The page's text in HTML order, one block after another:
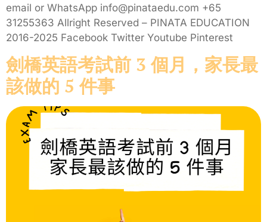
email or WhatsApp info@pinataedu.com +65
31255363 Allright Reserved – PINATA EDUCATION
2016-2025 Facebook Twitter Youtube Pinterest
劍橋英語考試前 3 個月，家長最
該做的 5 件事